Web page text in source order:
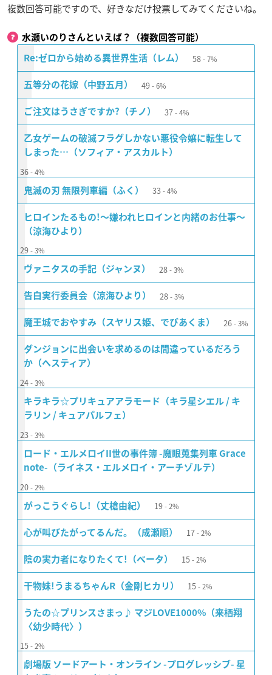
複数回答可能ですので、好きなだけ投票してみてくださいね。
水瀬いのりさんといえば？（複数回答可能）
Re:ゼロから始める異世界生活（レム） 58 7%
五等分の花嫁（中野五月） 49 6%
ご注文はうさぎですか?（チノ） 37 4%
乙女ゲームの破滅フラグしかない悪役令嬢に転生して
しまった…（ソフィア・アスカルト）
36 4%
鬼滅の刃 無限列車編（ふく） 33 4%
ヒロインたるもの!〜嫌われヒロインと内緒のお仕事〜
（涼海ひより）
29 3%
ヴァニタスの手記（ジャンヌ） 28 3%
告白実行委員会（涼海ひより） 28 3%
魔王城でおやすみ（スヤリス姫、でびあくま） 26 3%
ダンジョンに出会いを求めるのは間違っているだろう
か（ヘスティア）
24 3%
キラキラ☆プリキュアアラモード（キラ星シエル / キ
ラリン / キュアパルフェ）
23 3%
ロード・エルメロイII世の事件簿 -魔眼蒐集列車 Grace
note-（ライネス・エルメロイ・アーチゾルテ）
20 2%
がっこうぐらし!（丈槍由紀） 19 2%
心が叫びたがってるんだ。（成瀬順） 17 2%
陰の実力者になりたくて!（ベータ） 15 2%
干物妹!うまるちゃんR（金剛ヒカリ） 15 2%
うたの☆プリンスさまっ♪ マジLOVE1000%（来栖翔
〈幼少時代〉）
15 2%
劇場版 ソードアート・オンライン -プログレッシブ- 星